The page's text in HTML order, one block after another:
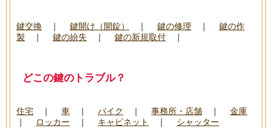
鍵交換 ｜ 鍵開け（開錠） ｜ 鍵の修理 ｜ 鍵の作
製 ｜ 鍵の紛失 ｜ 鍵の新規取付 ｜
どこの鍵のトラブル？
住宅 ｜ 車 ｜ バイク ｜ 事務所・店舗 ｜ 金庫
｜
ロッカー ｜ キャビネット ｜ シャッター